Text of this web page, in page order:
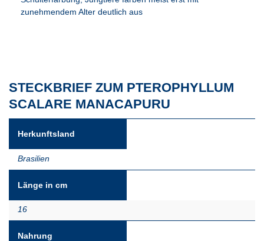
zunehmendem Alter deutlich aus
STECKBRIEF ZUM PTEROPHYLLUM
SCALARE MANACAPURU
Herkunftsland
Brasilien
Länge in cm
16
Nahrung